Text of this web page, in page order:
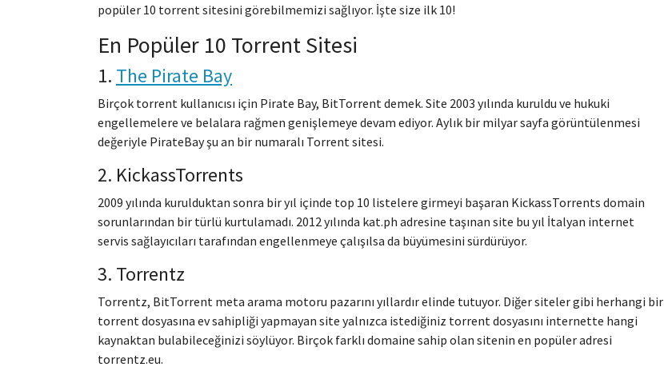
popüler 10 torrent sitesini görebilmemizi sağlıyor. İşte size ilk 10!
En Popüler 10 Torrent Sitesi
1. The Pirate Bay
Birçok torrent kullanıcısı için Pirate Bay, BitTorrent demek. Site 2003 yılında kuruldu ve hukuki
engellemelere ve belalara rağmen genişlemeye devam ediyor. Aylık bir milyar sayfa görüntülenmesi
değeriyle PirateBay şu an bir numaralı Torrent sitesi.
2. KickassTorrents
2009 yılında kurulduktan sonra bir yıl içinde top 10 listelere girmeyi başaran KickassTorrents domain
sorunlarından bir türlü kurtulamadı. 2012 yılında kat.ph adresine taşınan site bu yıl İtalyan internet
servis sağlayıcıları tarafından engellenmeye çalışılsa da büyümesini sürdürüyor.
3. Torrentz
Torrentz, BitTorrent meta arama motoru pazarını yıllardır elinde tutuyor. Diğer siteler gibi herhangi bir
torrent dosyasına ev sahipliği yapmayan site yalnızca istediğiniz torrent dosyasını internette hangi
kaynaktan bulabileceğinizi söylüyor. Birçok farklı domaine sahip olan sitenin en popüler adresi
torrentz.eu.